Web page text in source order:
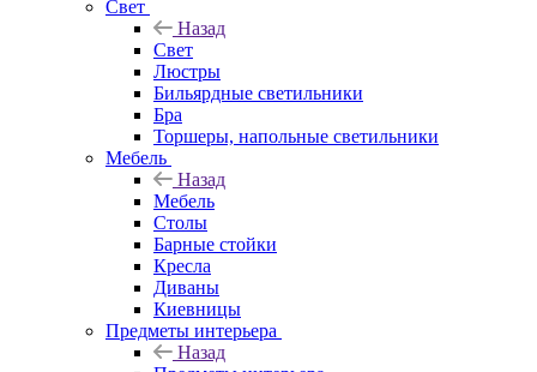
Свет
Назад
Свет
Люстры
Бильярдные светильники
Бра
Торшеры, напольные светильники
Мебель
Назад
Мебель
Столы
Барные стойки
Кресла
Диваны
Киевницы
Предметы интерьера
Назад